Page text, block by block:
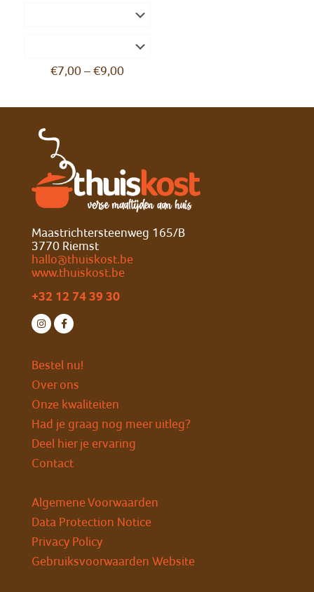
€7,00 –€9,00
Maastrichtersteenweg 165/B
3770 Riemst
hallo@thuiskost.be
www.thuiskost.be
+32 12 74 39 30
Bestel nu!
Over ons
Onze kwaliteiten
Had je graag nog meer uitleg?
Deel hier je ervaring
Contact
Algemene Voorwaarden
Data Protection Notice
Privacy Policy
Gebruiksvoorwaarden Website